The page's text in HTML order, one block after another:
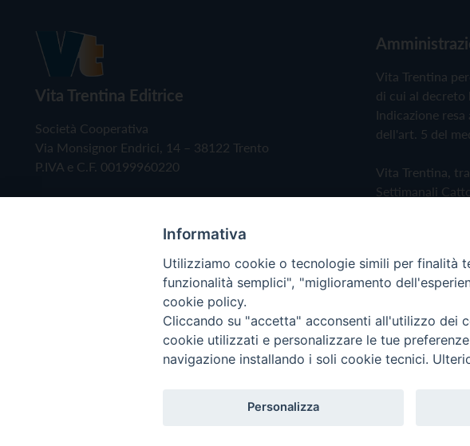
Vita Trentina Editrice
Società Cooperativa
Via Monsignor Endrici, 14 – 38122 Trento
P.IVA e C.F. 00199960220
Vita Trentina
di cui al decreto
Indicazione
dell'art. 5 del
Vita Trentina,
Settimanali
Privacy Policy
Copyright © 2019 - Tutti i diritti riservati - Vita Trentina Editrice
Informativa
Utilizziamo cookie o tecnologie simili per finalità
funzionalità semplici", "miglioramento
cookie policy.
Cliccando su "accetta" acconsenti all'utilizzo dei
cookie utilizzati e personalizzare le tue
navigazione installando i soli cookie tecnici.
Personalizza